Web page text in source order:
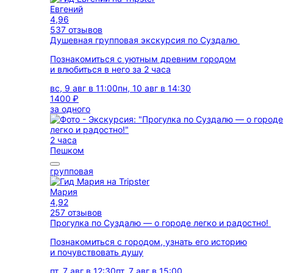
Евгений
4,96
537 отзывов
Душевная групповая экскурсия по Суздалю
Познакомиться с уютным древним городом
и влюбиться в него за 2 часа
вс, 9 авг в 11:00пн, 10 авг в 14:30
1400 ₽
за одного
2 часа
Пешком
групповая
Мария
4,92
257 отзывов
Прогулка по Суздалю — о городе легко и радостно!
Познакомиться с городом, узнать его историю
и почувствовать душу
пт, 7 авг в 12:30пт, 7 авг в 15:00